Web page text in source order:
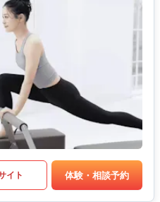
イト 体験・相談予約